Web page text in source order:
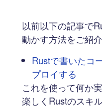
以前以下の記事で
動かす方法をご紹介
Rustで書いたコ
プロイする
これを使って何か
楽しくRustのスキ